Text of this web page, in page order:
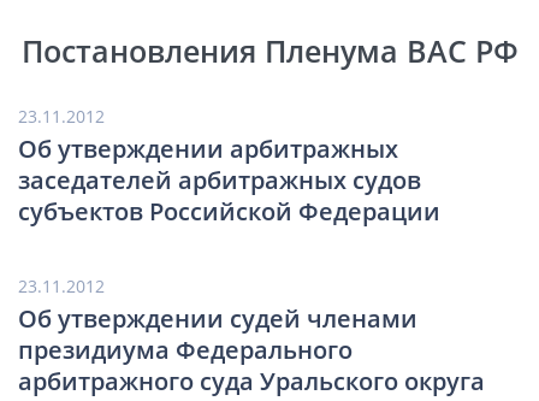
Постановления Пленума ВАС РФ
23.11.2012
Об утверждении арбитражных
заседателей арбитражных судов
субъектов Российской Федерации
23.11.2012
Об утверждении судей членами
президиума Федерального
арбитражного суда Уральского округа